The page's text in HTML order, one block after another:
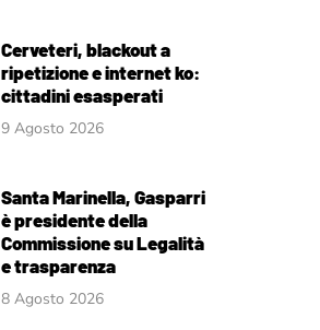
Cerveteri, blackout a
ripetizione e internet ko:
cittadini esasperati
9 Agosto 2026
Santa Marinella, Gasparri
è presidente della
Commissione su Legalità
e trasparenza
8 Agosto 2026